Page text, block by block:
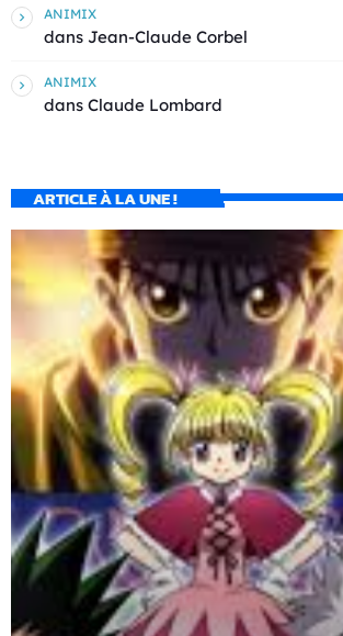
ANIMIX
dans Jean-Claude Corbel
ANIMIX
dans Claude Lombard
ARTICLE À LA UNE !